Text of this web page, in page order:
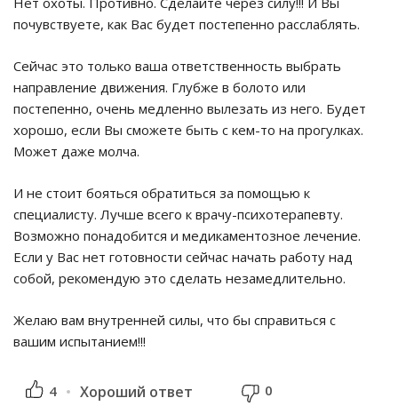
почувствуете, как Вас будет постепенно расслаблять.
Сейчас это только ваша ответственность выбрать
направление движения. Глубже в болото или
постепенно, очень медленно вылезать из него. Будет
хорошо, если Вы сможете быть с кем-то на прогулках.
Может даже молча.
И не стоит бояться обратиться за помощью к
специалисту. Лучше всего к врачу-психотерапевту.
Возможно понадобится и медикаментозное лечение.
Если у Вас нет готовности сейчас начать работу над
собой, рекомендую это сделать незамедлительно.
Желаю вам внутренней силы, что бы справиться с
вашим испытанием!!!
4 Хороший ответ 0